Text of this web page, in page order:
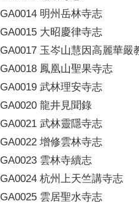
GA0014 明州岳林寺志
GA0015 大昭慶律寺志
GA0017 玉岑山慧因高麗華嚴
GA0018 鳳凰山聖果寺志
GA0019 武林理安寺志
GA0020 龍井見聞錄
GA0021 武林靈隱寺志
GA0022 增修雲林寺志
GA0023 雲林寺續志
GA0024 杭州上天竺講寺志
GA0025 雲居聖水寺志